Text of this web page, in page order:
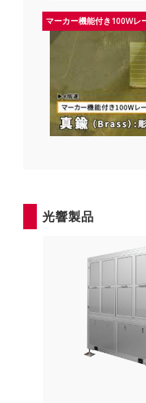
マーカー機能付き100Wレ
光響製品